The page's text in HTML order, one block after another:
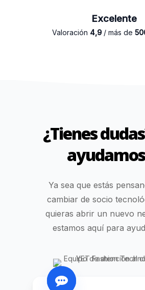
Excelente
Valoración 4,9/ más de
¿Tienes
Ya sea que estás
cambiar de socio
quieras abrir un nuevo
estamos aquí para